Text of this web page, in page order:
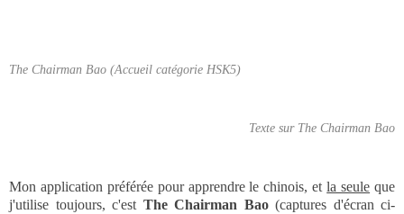
The Chairman Bao (Accueil catégorie HSK5)
Texte sur The Chairman Bao
Mon application préférée pour apprendre le chinois, etla seule que
j'utilise toujours, c'est The Chairman Bao (captures d'écran ci-